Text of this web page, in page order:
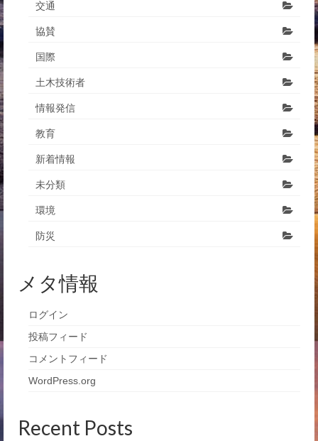
交通
協賛
国際
土木技術者
情報発信
教育
新着情報
未分類
環境
防災
メタ情報
ログイン
投稿フィード
コメントフィード
WordPress.org
Recent Posts